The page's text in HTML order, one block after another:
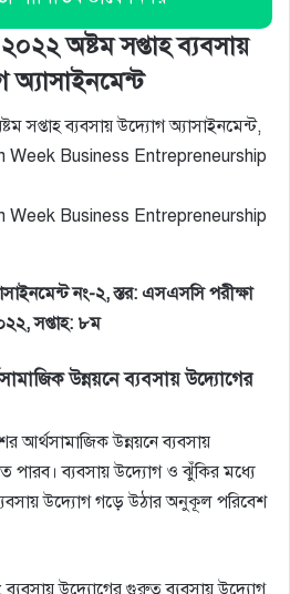
অষ্টম সপ্তাহ ব্যবসায়
অ্যাসাইনমেন্ট
Week Business Entrepreneurship
নং-২, স্তর: এসএসসি পরীক্ষা
সপ্তাহ: ৮ম
উন্নয়নে ব্যবসায় উদ্যোগের
আর্থসামাজিক উন্নয়নে ব্যবসায়
পারব। ব্যবসায় উদ্যোগ ও ঝুঁকির মধ্যে
উদ্যোগ গড়ে উঠার অনুকূল পরিবেশ
ব্যবসায় উদ্যোগের গুরুত্ব ব্যবসায় উদ্যোগ